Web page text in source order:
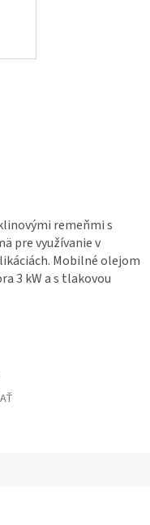
remeňmi s
pre využívanie v
Mobilné olejom
3 kW a s tlakovou